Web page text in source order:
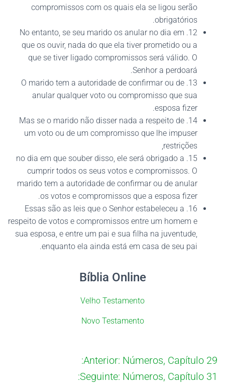
compromissos com os quais ela se ligou serão
obrigatórios.
12. No entanto, se seu marido os anular no dia em
que os ouvir, nada do que ela tiver prometido ou a
que se tiver ligado compromissos será válido. O
Senhor a perdoará.
13. O marido tem a autoridade de confirmar ou de
anular qualquer voto ou compromisso que sua
esposa fizer.
14. Mas se o marido não disser nada a respeito de
um voto ou de um compromisso que lhe impuser
restrições,
15. no dia em que souber disso, ele será obrigado a
cumprir todos os seus votos e compromissos. O
marido tem a autoridade de confirmar ou de anular
os votos e compromissos que a esposa fizer.
16. Essas são as leis que o Senhor estabeleceu a
respeito de votos e compromissos entre um homem e
sua esposa, e entre um pai e sua filha na juventude,
enquanto ela ainda está em casa de seu pai.
Bíblia Online
Velho Testamento
Novo Testamento
Anterior: Números, Capítulo 29:
Seguinte: Números, Capítulo 31: